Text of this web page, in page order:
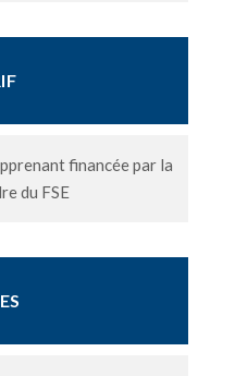
financée par la
du FSE